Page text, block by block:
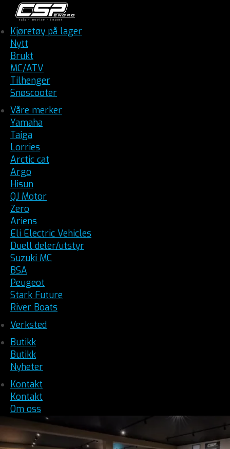
Kjøretøy på lager
Nytt
Brukt
MC/ATV
Tilhenger
Snøscooter
Våre merker
Yamaha
Taiga
Lorries
Arctic cat
Argo
Hisun
QJ Motor
Zero
Ariens
Eli Electric Vehicles
Duell deler/utstyr
Suzuki MC
BSA
Peugeot
Stark Future
River Boats
Verksted
Butikk
Butikk
Nyheter
Kontakt
Kontakt
Om oss